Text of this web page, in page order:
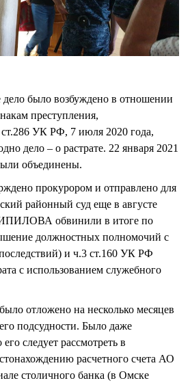
дело было возбуждено в отношении
преступления,
УК РФ, 7 июля 2020 года,
дело – о растрате. 22 января 2021
объединены.
прокурором и отправлено для
районный суд еще в августе
обвинили в итоге по
должностных полномочий с
и ч.3 ст.160 УК РФ
с использованием служебного
отложено на несколько месяцев
подсудности. Было даже
следует рассмотреть в
расчетного счета АО
столичного банка (в Омске